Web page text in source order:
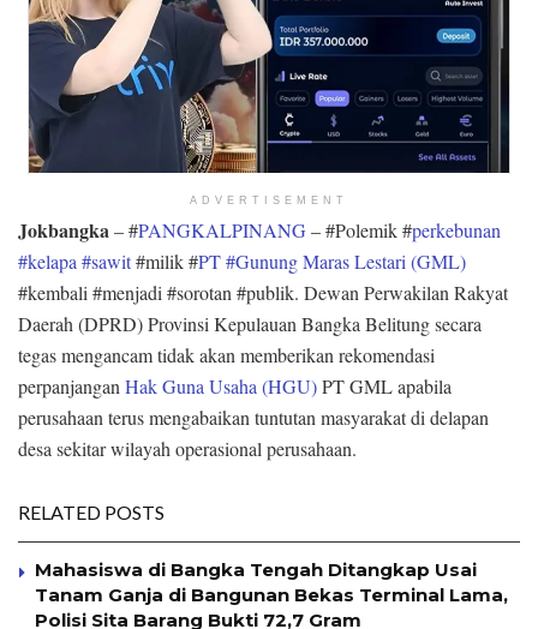
ADVERTISEMENT
Jokbangka– #PANGKALPINANG– #Polemik #perkebunan
#kelapa #sawit#milik #PT #Gunung Maras Lestari (GML)
#kembali #menjadi #sorotan #publik. Dewan Perwakilan Rakyat
Daerah (DPRD) Provinsi Kepulauan Bangka Belitung secara
tegas mengancam tidak akan memberikan rekomendasi
perpanjangan Hak Guna Usaha (HGU)PT GML apabila
perusahaan terus mengabaikan tuntutan masyarakat di delapan
desa sekitar wilayah operasional perusahaan.
RELATED POSTS
Mahasiswa di Bangka Tengah Ditangkap Usai
Tanam Ganja di Bangunan Bekas Terminal Lama,
Polisi Sita Barang Bukti 72,7 Gram